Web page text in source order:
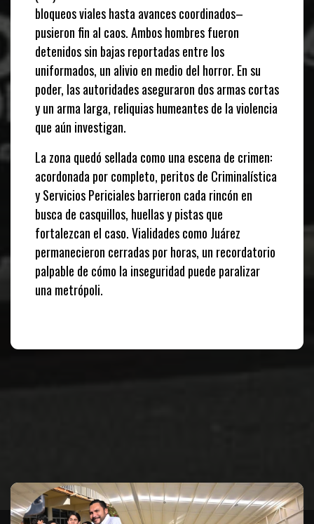
bloqueos viales hasta avances coordinados–
pusieron fin al caos. Ambos hombres fueron
detenidos sin bajas reportadas entre los
uniformados, un alivio en medio del horror. En su
poder, las autoridades aseguraron dos armas cortas
y un arma larga, reliquias humeantes de la violencia
que aún investigan.
La zona quedó sellada como una escena de crimen:
acordonada por completo, peritos de Criminalística
y Servicios Periciales barrieron cada rincón en
busca de casquillos, huellas y pistas que
fortalezcan el caso. Vialidades como Juárez
permanecieron cerradas por horas, un recordatorio
palpable de cómo la inseguridad puede paralizar
una metrópoli.